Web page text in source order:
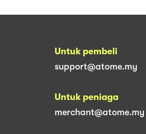
Untuk pembeli
support@atome.my
Untuk peniaga
merchant@atome.my